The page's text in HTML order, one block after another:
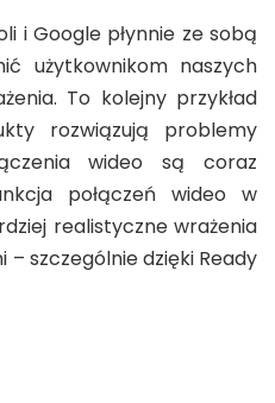
i Google płynnie ze sobą
użytkownikom naszych
To kolejny przykład
rozwiązują problemy
wideo są coraz
połączeń wideo w
realistyczne wrażenia
szczególnie dzięki Ready